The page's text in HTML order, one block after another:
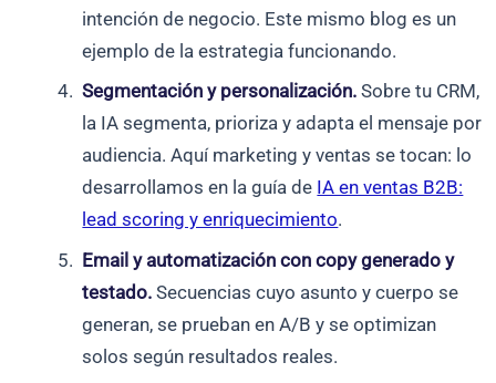
intención de negocio. Este mismo blog es un
ejemplo de la estrategia funcionando.
Segmentación y personalización. Sobre tu CRM,
la IA segmenta, prioriza y adapta el mensaje por
audiencia. Aquí marketing y ventas se tocan: lo
desarrollamos en la guía de IA en ventas B2B:
lead scoring y enriquecimiento.
Email y automatización con copy generado y
testado. Secuencias cuyo asunto y cuerpo se
generan, se prueban en A/B y se optimizan
solos según resultados reales.